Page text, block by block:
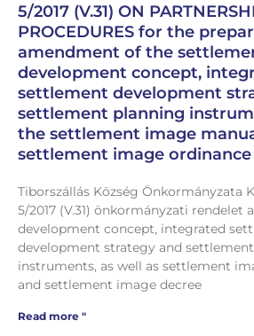
5/2017 (V.31) ON
PROCEDURES for the
amendment of the
development concept,
settlement development
settlement planning
the settlement image
settlement image ordinance
Tiborszállás Község Önkormányzata
5/2017 (V.31) önkormányzati rendelet
development concept, integrated
development strategy and
instruments, as well as settlement
and settlement image decree
Read more "